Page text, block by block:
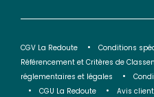
CGV La Redoute
Conditions
Référencement et Critères de
réglementaires et légales
CGU La Redoute
Avis